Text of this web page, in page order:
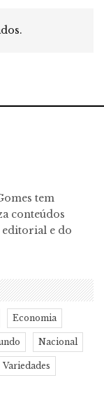
tem
conteúdos
editorial e do
Economia
Nacional
Variedades